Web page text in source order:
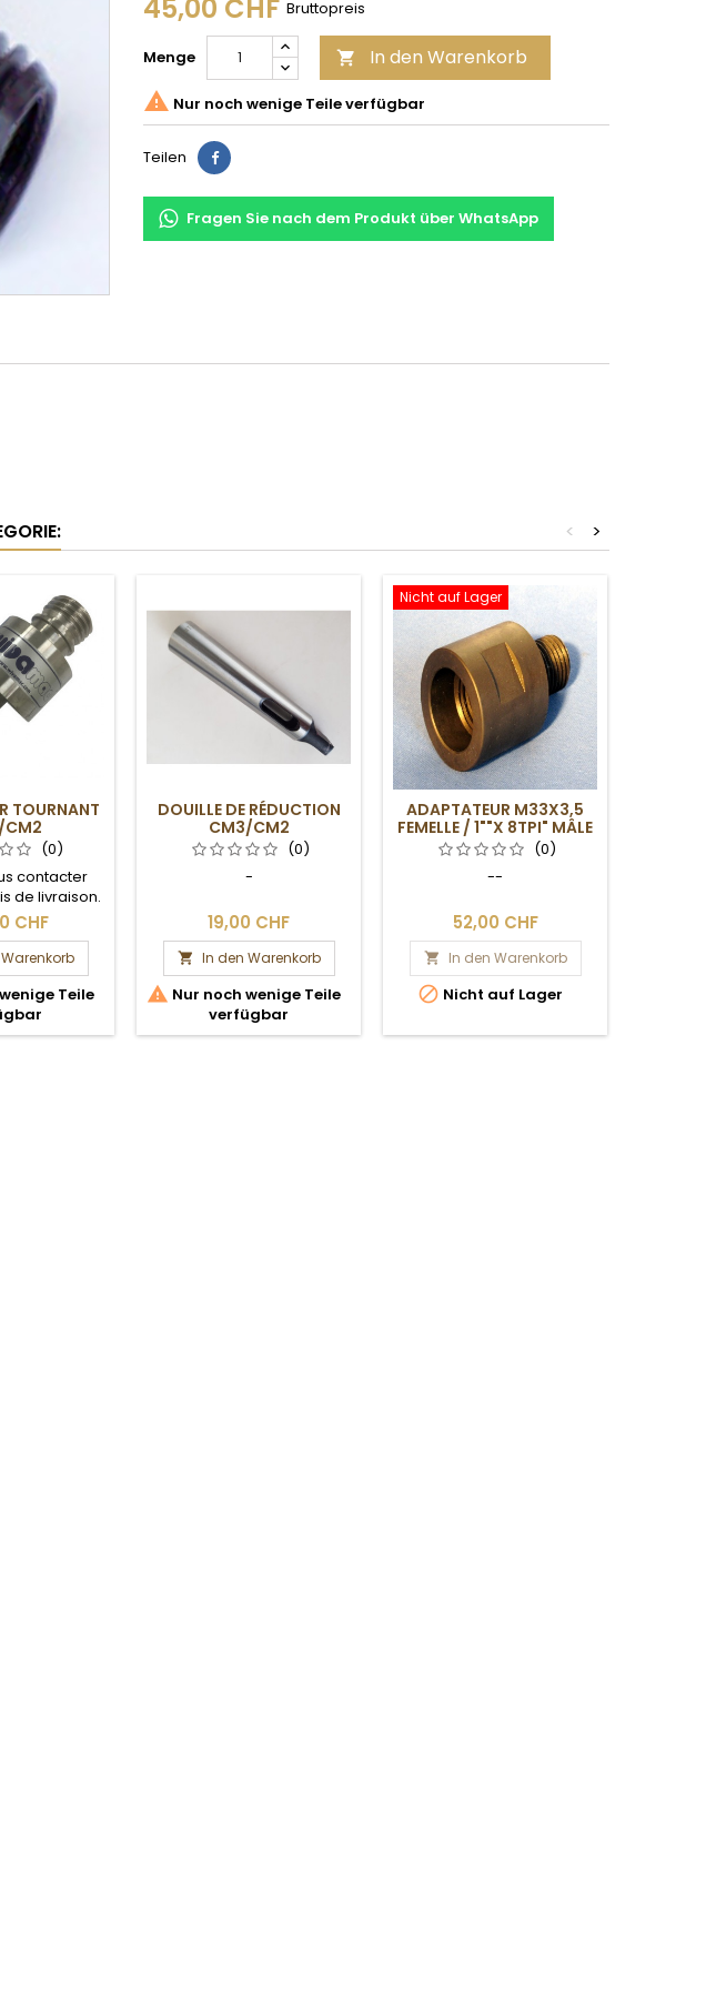
45,00 CHF Bruttopreis
Menge  In den Warenkorb
 Nur noch wenige Teile verfügbar
Teilen Teilen
Fragen Sie nach dem Produkt über WhatsApp
>
<
TOURNANT
(0)
contacter
de livraison.
CHF
Teile
DOUILLE DE RÉDUCTION
CM3/CM2
(0)
-
19,00 CHF
 In den Warenkorb
 Nur noch wenige Teile
verfügbar
Nicht auf Lager
ADAPTATEUR M33X3,5
FEMELLE / 1""X 8TPI" MÂLE
(0)
--
52,00 CHF
 In den Warenkorb
 Nicht auf Lager